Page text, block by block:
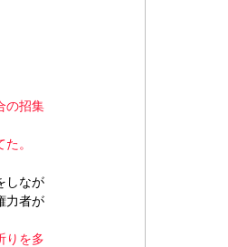
の招集
。
しなが
力者が
りを多